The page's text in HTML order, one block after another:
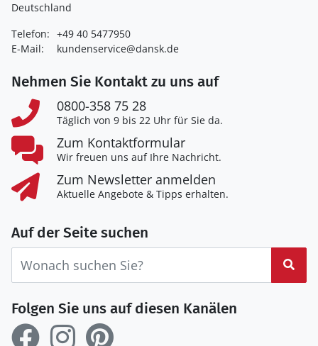
Deutschland
Telefon: +49 40 5477950
E-Mail:
kundenservice@dansk.de
Nehmen Sie Kontakt zu uns auf
0800-358 75 28
Täglich von 9 bis 22 Uhr für Sie da.
Zum Kontaktformular
Wir freuen uns auf Ihre Nachricht.
Zum Newsletter anmelden
Aktuelle Angebote & Tipps erhalten.
Auf der Seite suchen
Folgen Sie uns auf diesen Kanälen